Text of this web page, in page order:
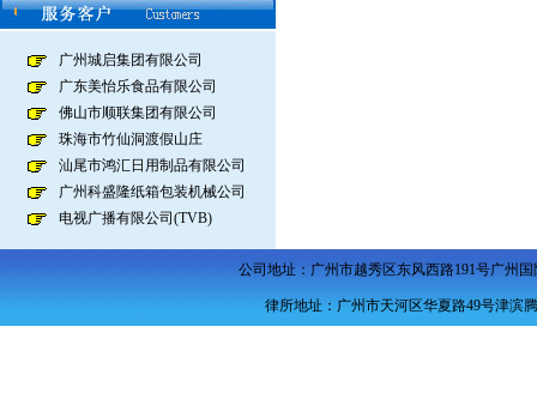
广州城启集团有限公司
广东美怡乐食品有限公司
佛山市顺联集团有限公司
珠海市竹仙洞渡假山庄
汕尾市鸿汇日用制品有限公司
广州科盛隆纸箱包装机械公司
电视广播有限公司(TVB)
公司地址：广州市越秀区东风西路191号广州国
律所地址：广州市天河区华夏路49号津滨